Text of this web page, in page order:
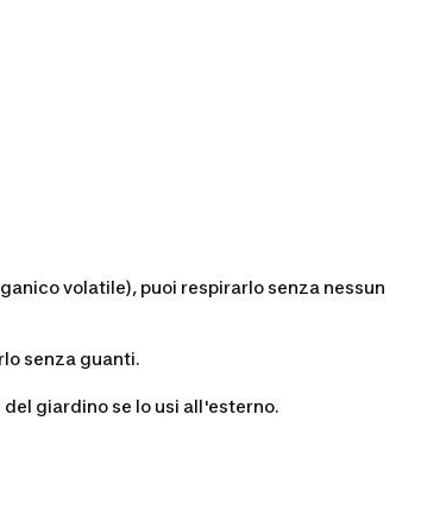
volatile), puoi respirarlo senza nessun
senza guanti.
giardino se lo usi all'esterno.